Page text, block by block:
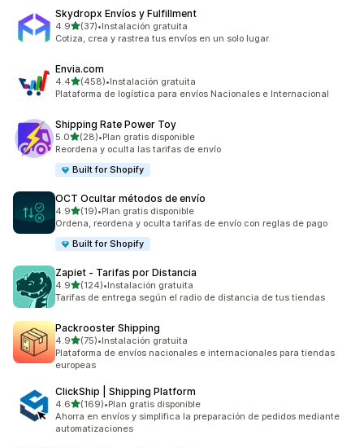
Skydropx Envíos y Fulfillment
4.9de 5 estrellas
(37)
37 reseñas en total
•Instalación gratuita
Cotiza, crea y rastrea tus envíos en un solo lugar.
Envia.com
4.4de 5 estrellas
(458)
458 reseñas en total
•Instalación gratuita
Plataforma de logística para envíos Nacionales e Internacional
Shipping Rate Power Toy
5.0de 5 estrellas
(28)
28 reseñas en total
•Plan gratis disponible
Reordena y oculta las tarifas de envío
Built for Shopify
OCT Ocultar métodos de envío
4.9de 5 estrellas
(19)
19 reseñas en total
•Plan gratis disponible
Ordena, reordena y oculta tarifas de envío con reglas de pago
Built for Shopify
Zapiet ‑ Tarifas por Distancia
4.9de 5 estrellas
(124)
124 reseñas en total
•Instalación gratuita
Tarifas de entrega según el radio de distancia de tus tiendas
Packrooster Shipping
4.9de 5 estrellas
(75)
75 reseñas en total
•Instalación gratuita
Plataforma de envíos nacionales e internacionales para tiendas
europeas
ClickShip | Shipping Platform
4.6de 5 estrellas
(169)
169 reseñas en total
•Plan gratis disponible
Ahorra en envíos y simplifica la preparación de pedidos mediante
automatizaciones